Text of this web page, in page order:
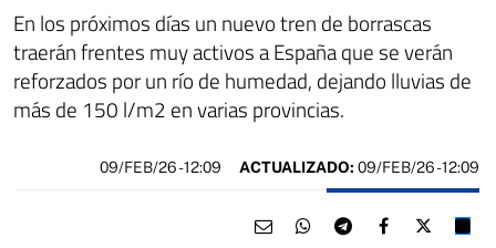
En los próximos días un nuevo tren de borrascas
traerán frentes muy activos a España que se verán
reforzados por un río de humedad, dejando lluvias de
más de 150 l/m2 en varias provincias.
09/FEB/26- 12:09 ACTUALIZADO: 09/FEB/26 - 12:09